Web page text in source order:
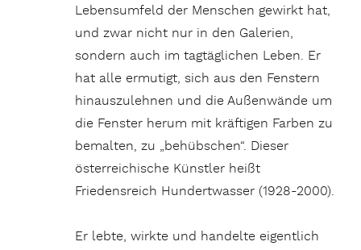
Lebensumfeld der Menschen gewirkt hat,
und zwar nicht nur in den Galerien,
sondern auch im tagtäglichen Leben. Er
hat alle ermutigt, sich aus den Fenstern
hinauszulehnen und die Außenwände um
die Fenster herum mit kräftigen Farben zu
bemalten, zu „behübschen“. Dieser
österreichische Künstler heißt
Friedensreich Hundertwasser (1928-2000).
Er lebte, wirkte und handelte eigentlich